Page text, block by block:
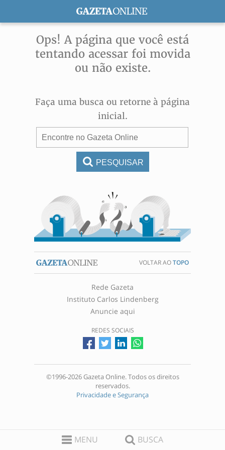
MENU BUSCA
Ops! A página que você está
tentando acessar foi movida
ou não existe.
Faça uma busca ou retorne à página
inicial.
PESQUISAR
VOLTAR AOTOPO
Rede Gazeta
Instituto Carlos Lindenberg
Anuncie aqui
REDES SOCIAIS
©1996-2026 Gazeta Online. Todos os direitos
reservados.
Privacidade e Segurança